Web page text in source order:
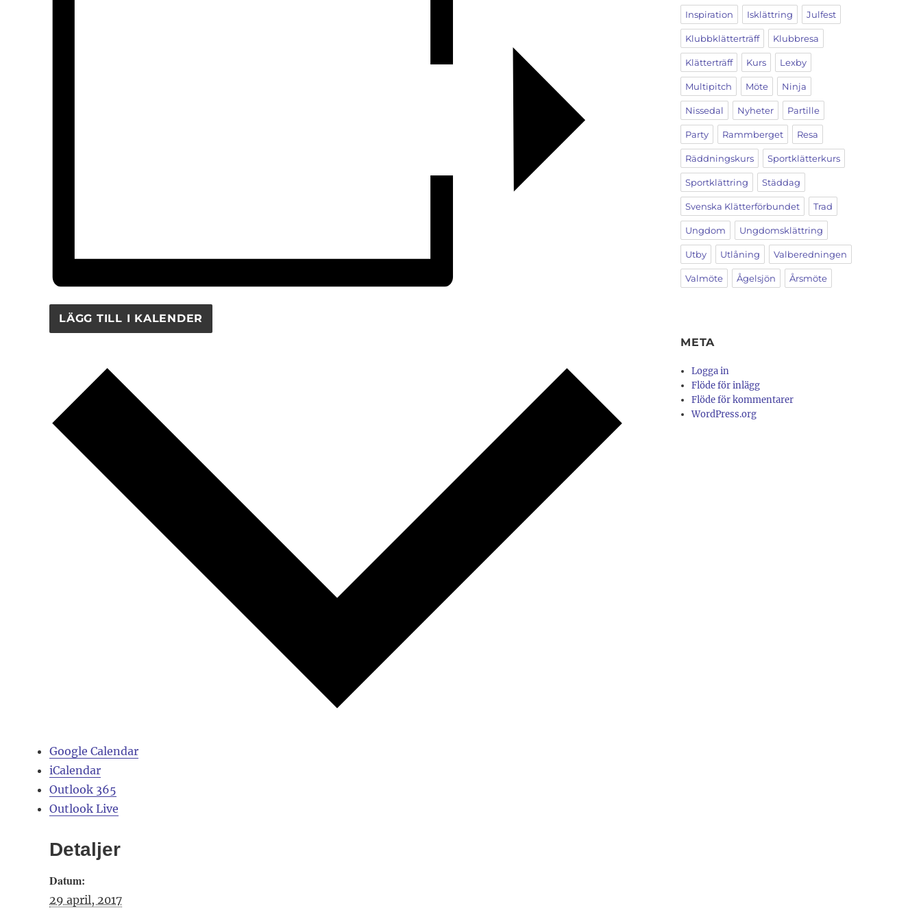
LÄGG TILL I KALENDER
Google Calendar
iCalendar
Outlook 365
Outlook Live
Detaljer
Datum:
29 april, 2017
Inspiration Isklättring Julfest
Klubbklätterträff Klubbresa
Klätterträff Kurs Lexby
Multipitch Möte Ninja
Nissedal Nyheter Partille
Party Rammberget Resa
Räddningskurs Sportklätterkurs
Sportklättring Städdag
Svenska Klätterförbundet Trad
Ungdom Ungdomsklättring
Utby Utlåning Valberedningen
Valmöte Ågelsjön Årsmöte
META
Logga in
Flöde för inlägg
Flöde för kommentarer
WordPress.org